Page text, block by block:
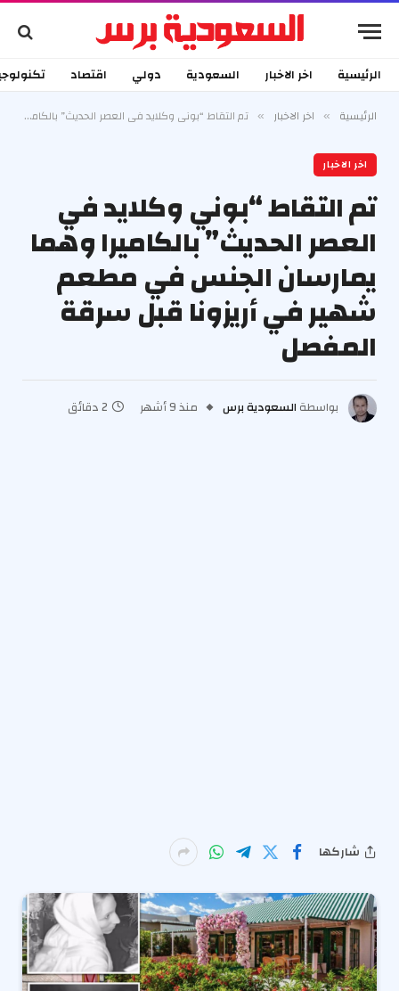
الرئيسية اخر الاخبار السعودية دولي اقتصاد
الرئيسية » اخر الاخبار » تم التقاط “بوني وكلايد في العصر الحديث” بالكاميرا وهما يمارسان الجنس في مطعم شهير في أريزونا قبل سرقة المفصل
اخر الاخبار
تم التقاط “بوني وكلايد في
العصر الحديث” بالكاميرا وهما
يمارسان الجنس في مطعم
شهير في أريزونا قبل سرقة
المفصل
بواسطة السعودية برس منذ 9 أشهر 2 دقائق
شاركها